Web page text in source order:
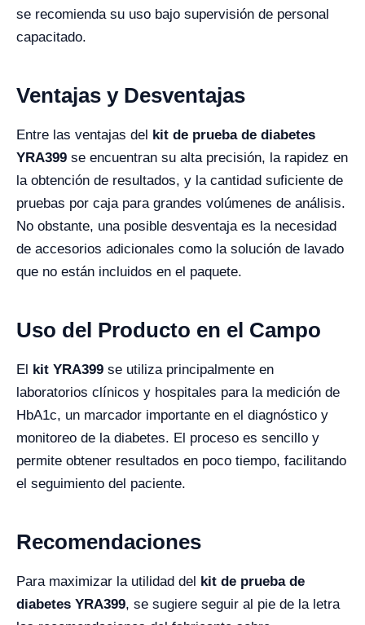
se recomienda su uso bajo supervisión de personal
capacitado.
Ventajas y Desventajas
Entre las ventajas del kit de prueba de diabetes
YRA399 se encuentran su alta precisión, la rapidez en
la obtención de resultados, y la cantidad suficiente de
pruebas por caja para grandes volúmenes de análisis.
No obstante, una posible desventaja es la necesidad
de accesorios adicionales como la solución de lavado
que no están incluidos en el paquete.
Uso del Producto en el Campo
El kit YRA399 se utiliza principalmente en
laboratorios clínicos y hospitales para la medición de
HbA1c, un marcador importante en el diagnóstico y
monitoreo de la diabetes. El proceso es sencillo y
permite obtener resultados en poco tiempo, facilitando
el seguimiento del paciente.
Recomendaciones
Para maximizar la utilidad del kit de prueba de
diabetes YRA399, se sugiere seguir al pie de la letra